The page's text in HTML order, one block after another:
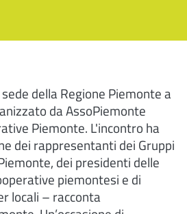
della Regione Piemonte a
da AssoPiemonte
Piemonte. L'incontro ha
dei rappresentanti dei Gruppi
dei presidenti delle
piemontesi e di
locali – racconta